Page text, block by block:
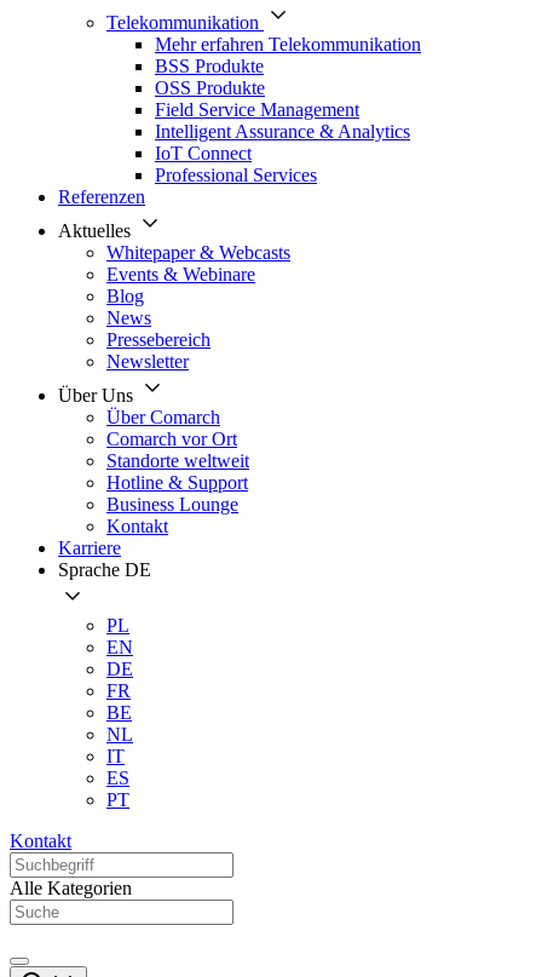
Telekommunikation
Mehr erfahren Telekommunikation
BSS Produkte
OSS Produkte
Field Service Management
Intelligent Assurance & Analytics
IoT Connect
Professional Services
Referenzen
Aktuelles
Whitepaper & Webcasts
Events & Webinare
Blog
News
Pressebereich
Newsletter
Über Uns
Über Comarch
Comarch vor Ort
Standorte weltweit
Hotline & Support
Business Lounge
Kontakt
Karriere
Sprache DE
PL
EN
DE
FR
BE
NL
IT
ES
PT
Kontakt
Alle Kategorien